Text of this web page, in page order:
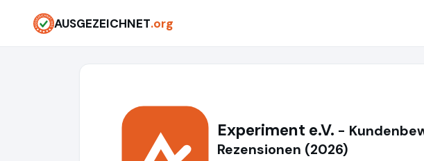
AUSGEZEICHNET.org
Experiment e.V. -
Rezensionen (2026)